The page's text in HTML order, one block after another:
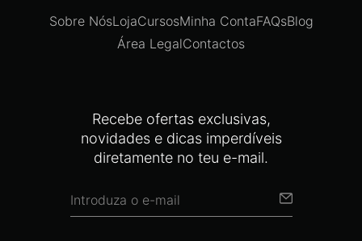
Recebe ofertas exclusivas,
novidades e dicas imperdíveis
diretamente no teu e-mail.
Sobre NósLojaCursosMinha ContaFAQsBlog
Área LegalContactos